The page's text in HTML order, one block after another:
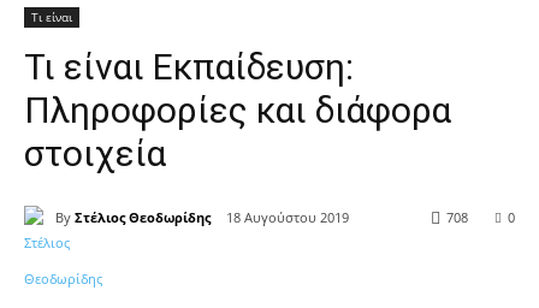
Τι είναι
Τι είναι Εκπαίδευση:
Πληροφορίες και διάφορα
στοιχεία
By Στέλιος Θεοδωρίδης 18 Αυγούστου 2019 0
708